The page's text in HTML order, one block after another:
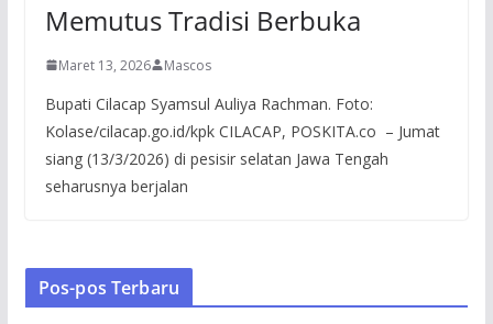
Memutus Tradisi Berbuka
Maret 13, 2026 Mascos
Bupati Cilacap Syamsul Auliya Rachman. Foto:
Kolase/cilacap.go.id/kpk CILACAP, POSKITA.co – Jumat
siang (13/3/2026) di pesisir selatan Jawa Tengah
seharusnya berjalan
Pos-pos Terbaru